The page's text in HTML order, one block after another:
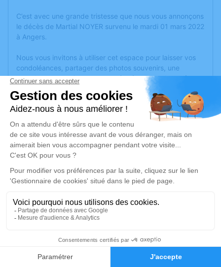
Faire-part Hommages
C’est avec une grande tristesse que nous vous annonçons
le décès de Martial NOYER survenu le mardi 01 mars 2022
à Angers.
Nous vous invitons à utiliser cet espace pour laisser vos
condoléances, partager des photos souvenirs, une
anecdote ou exprimer vos pensées à travers des poèmes
ou des textes. Cet endroit est un lieu d'expression dédié à
honorer la mémoire de Martial NOYER.
Un service de plantation d’arbre hommage estdisponible
lundi 07 mars 2022 à 14h30
Eglise de Saint-Barthelemy-d'Anjou
49124 Saint-Barthelemy-d'Anjou
Je rends hommage